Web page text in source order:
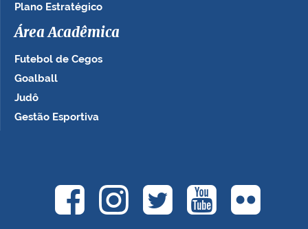
Plano Estratégico
Área Acadêmica
Futebol de Cegos
Goalball
Judô
Gestão Esportiva